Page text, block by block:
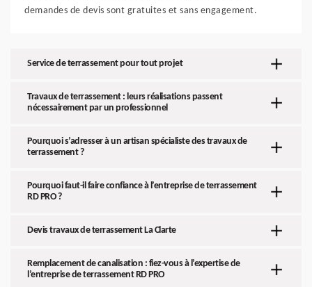
demandes de devis sont gratuites et sans engagement.
Service de terrassement pour tout projet
Travaux de terrassement : leurs réalisations passent
nécessairement par un professionnel
Pourquoi s’adresser à un artisan spécialiste des travaux de
terrassement ?
Pourquoi faut-il faire confiance à l’entreprise de terrassement
RD PRO ?
Devis travaux de terrassement La Clarte
Remplacement de canalisation : fiez-vous à l’expertise de
l’entreprise de terrassement RD PRO